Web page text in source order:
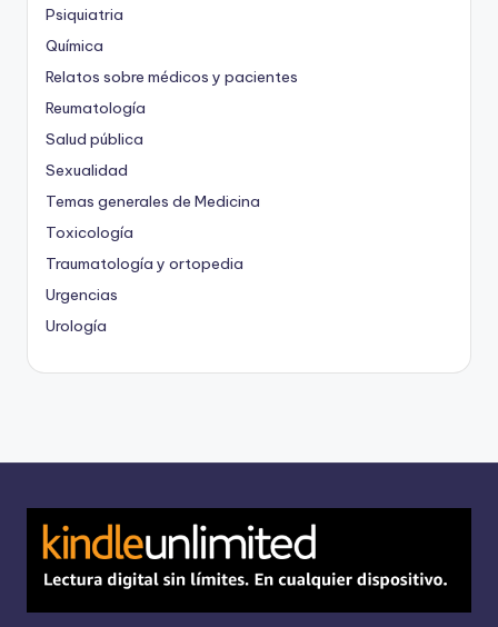
Psiquiatria
Química
Relatos sobre médicos y pacientes
Reumatología
Salud pública
Sexualidad
Temas generales de Medicina
Toxicología
Traumatología y ortopedia
Urgencias
Urología